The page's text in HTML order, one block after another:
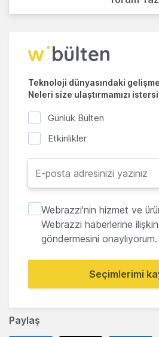
Paylaş
Teknoloji dünyasındaki
Neleri size ulaştırmamızı
Günlük Bülten
Etkinlikler
Webrazzi'nin hizmet ve
Webrazzi haberlerine
göndermesini onaylıyorum.
Seçimlerimi